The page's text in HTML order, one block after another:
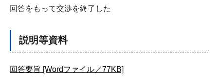
回答をもって交渉を終了した
説明等資料
回答要旨 [Wordファイル／77KB]